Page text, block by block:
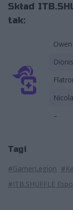
Skład
tak:
–
Tagi
#GamerLegion
#ITB.SHUFFLE